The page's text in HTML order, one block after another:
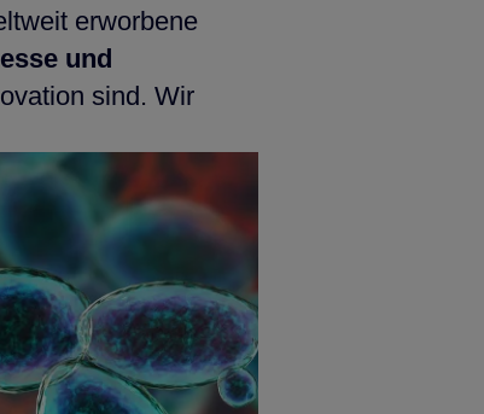
erworbene
und
sind. Wir